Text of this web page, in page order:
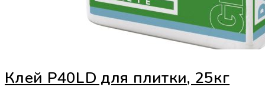
Клей Р40LD для плитки, 25кг